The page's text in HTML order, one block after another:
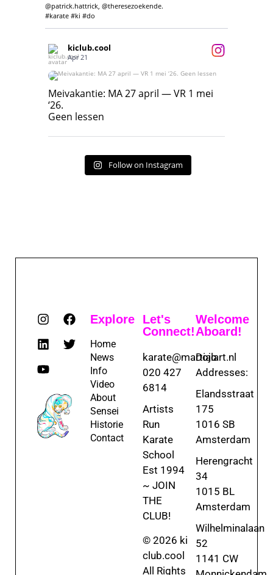
@patrick.hattrick, @theresezoekende.
#karate #ki #do
kiclub.cool
Apr 21
Meivakantie: MA 27 april — VR 1 mei ‘26.
Geen lessen
Meivakantie: MA 27 april — VR 1 mei
‘26.
Geen lessen
Follow on Instagram
Explore
Home
News
Info
Video
About
Sensei
Historie
Contact
Let's
Connect!
karate@martialart.nl
020 427
6814
Artists
Run
Karate
School
Est 1994
~ JOIN
THE
CLUB!
© 2026 ki
club.cool
All Rights
Welcome
Aboard!
Dojo
Addresses:
Elandsstraat
175
1016 SB
Amsterdam
Herengracht
34
1015 BL
Amsterdam
Wilhelminalaan
52
1141 CW